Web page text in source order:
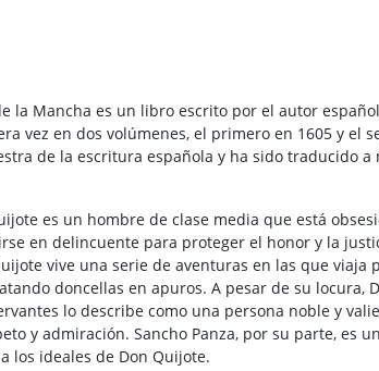
la Mancha es un libro escrito por el autor
vez en dos volúmenes, el primero en 1605 y el
de la escritura española y ha sido traducido
es un hombre de clase media que está
en delincuente para proteger el honor y la
vive una serie de aventuras en las que viaja
doncellas en apuros. A pesar de su locura,
lo describe como una persona noble y
y admiración. Sancho Panza, por su parte, es
los ideales de Don Quijote.